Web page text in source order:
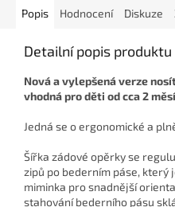
Popis Hodnocení Diskuze
Detailní popis produktu
Nová a vylepšená verze
vhodná pro děti od cca 2
Jedná se o ergonomické a
Šířka zádové opěrky se
zipů po bederním páse, který
miminka pro snadnější
stahování bederního pásu